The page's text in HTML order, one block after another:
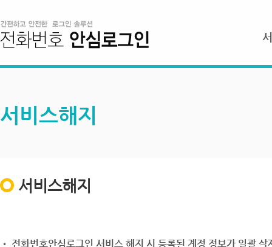
서비스해지
서비스해지
• 전화번호안심로그인 서비스 해지 시 등록된 계정 정보가 일괄